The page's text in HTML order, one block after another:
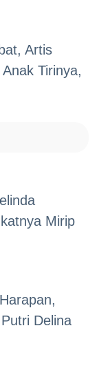
Artis
Tirinya,
Mirip
Delina